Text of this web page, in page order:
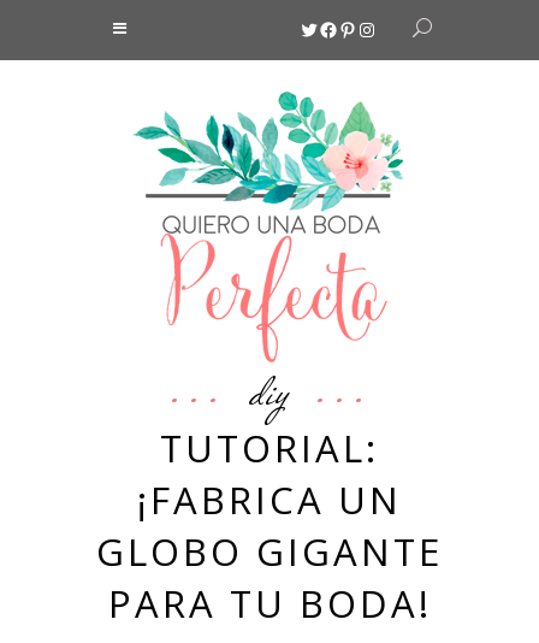
Twitter
Facebook
Pinterest
Instagram
diy
TUTORIAL:
¡FABRICA UN
GLOBO GIGANTE
PARA TU BODA!